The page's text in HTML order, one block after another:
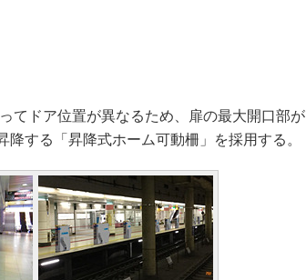
てドア位置が異なるため、扉の最大開口部が
する「昇降式ホーム可動柵」を採用する。